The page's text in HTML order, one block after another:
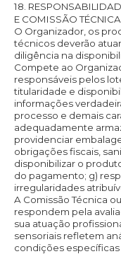
18.
E COMISSÃO TÉCNICA
O Organizador, os
técnicos deverão
diligência na
Compete ao
responsáveis pelos
titularidade e
informações
processo e demais
adequadamente
providenciar
obrigações fiscais,
disponibilizar o
do pagamento; g)
irregularidades
A Comissão Técnica
respondem pela
sua atuação
sensoriais refletem
condições específicas